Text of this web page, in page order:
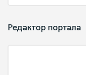
Редактор портала